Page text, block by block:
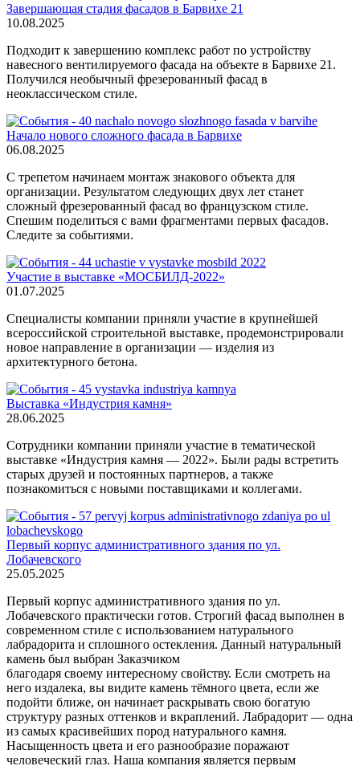
Завершающая стадия фасадов в Барвихе 21
10.08.2025
Подходит к завершению комплекс работ по устройству
навесного вентилируемого фасада на объекте в Барвихе 21.
Получился необычный фрезерованный фасад в
неоклассическом стиле.
Начало нового сложного фасада в Барвихе
06.08.2025
С трепетом начинаем монтаж знакового объекта для
организации. Результатом следующих двух лет станет
сложный фрезерованный фасад во французском стиле.
Спешим поделиться с вами фрагментами первых фасадов.
Следите за событиями.
Участие в выставке «МОСБИЛД-2022»
01.07.2025
Специалисты компании приняли участие в крупнейшей
всероссийской строительной выставке, продемонстрировали
новое направление в организации — изделия из
архитектурного бетона.
Выставка «Индустрия камня»
28.06.2025
Сотрудники компании приняли участие в тематической
выставке «Индустрия камня — 2022». Были рады встретить
старых друзей и постоянных партнеров, а также
познакомиться с новыми поставщиками и коллегами.
Первый корпус административного здания по ул.
Лобачевского
25.05.2025
Первый корпус административного здания по ул.
Лобачевского практически готов. Строгий фасад выполнен в
современном стиле с использованием натурального
лабрадорита и сплошного остекления. Данный натуральный
камень был выбран Заказчиком
благодаря своему интересному свойству. Если смотреть на
него издалека, вы видите камень тёмного цвета, если же
подойти ближе, он начинает раскрывать свою богатую
структуру разных оттенков и вкраплений. Лабрадорит — одна
из самых красивейших пород натурального камня.
Насыщенность цвета и его разнообразие поражают
человеческий глаз. Наша компания является первым